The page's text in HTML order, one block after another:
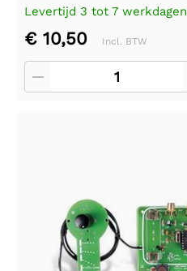
Levertijd 3 tot 7 werkdagen
€ 10,50 Incl. BTW